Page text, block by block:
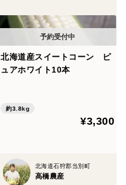
北海道産スイートコーン ピ
ュアホワイト10本
約3.8kg
¥3,300
北海道石狩郡当別町
高橋農産